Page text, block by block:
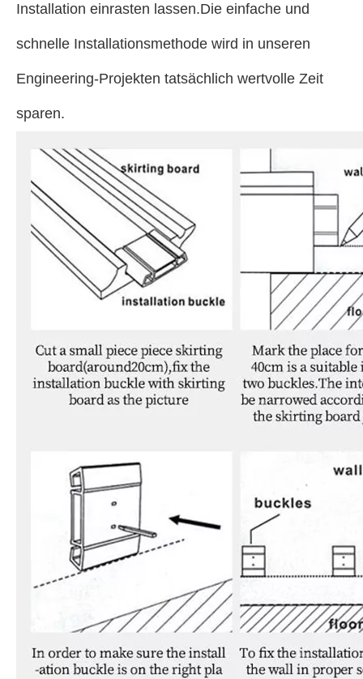
Installation einrasten lassen.Die einfache und
schnelle Installationsmethode wird in unseren
Engineering-Projekten tatsächlich wertvolle Zeit
sparen.